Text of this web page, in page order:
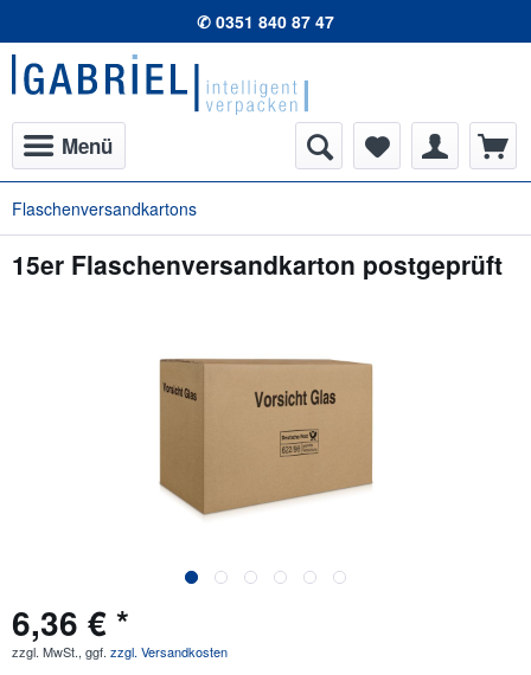
✆ 0351 840 87 47
Menü
Flaschenversandkartons
15er Flaschenversandkarton postgeprüft
6,36 € *
zzgl. MwSt., ggf. zzgl. Versandkosten